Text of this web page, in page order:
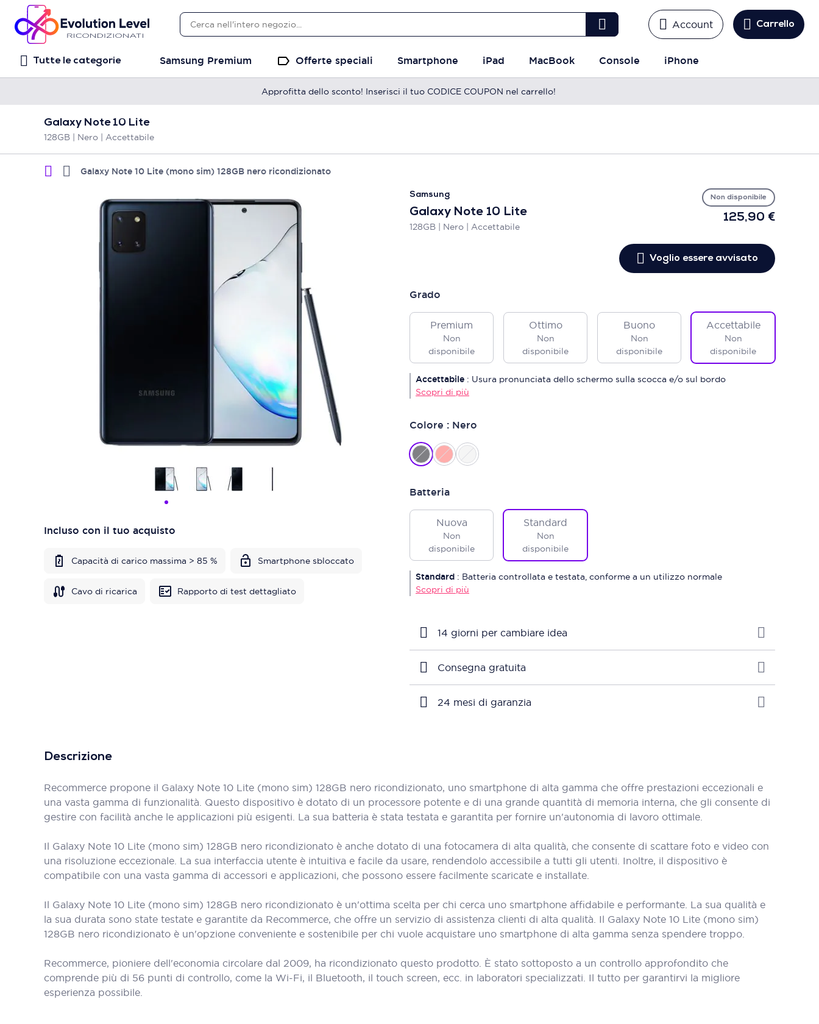
Account Carrello
Tutte le categorie Samsung Premium Offerte speciali Smartphone iPad MacBook Console iPhone
Approfitta dello sconto! Inserisci il tuo CODICE COUPON nel carrello!
Galaxy Note 10 Lite
128GB | Nero | Accettabile
Galaxy Note 10 Lite (mono sim) 128GB nero ricondizionato
Samsung
Galaxy Note 10 Lite
128GB | Nero | Accettabile
Non disponibile
Incluso con il tuo acquisto
Capacità di carico massima > 85 % Smartphone sbloccato
Cavo di ricarica Rapporto di test dettagliato
125,90 €
Voglio essere avvisato
Grado
Premium
Non
disponibile
Ottimo
Non
disponibile
Buono
Non
disponibile
Accettabile
Non
disponibile
Accettabile : Usura pronunciata dello schermo sulla scocca e/o sul bordo
Scopri di più
Colore : Nero
Batteria
Nuova
Non
disponibile
Standard
Non
disponibile
Standard : Batteria controllata e testata, conforme a un utilizzo normale
Scopri di più
14 giorni per cambiare idea
Consegna gratuita
24 mesi di garanzia
Descrizione
Recommerce propone il Galaxy Note 10 Lite (mono sim) 128GB nero ricondizionato, uno smartphone di alta gamma che offre prestazioni eccezionali e
una vasta gamma di funzionalità. Questo dispositivo è dotato di un processore potente e di una grande quantità di memoria interna, che gli consente di
gestire con facilità anche le applicazioni più esigenti. La sua batteria è stata testata e garantita per fornire un'autonomia di lavoro ottimale.
Il Galaxy Note 10 Lite (mono sim) 128GB nero ricondizionato è anche dotato di una fotocamera di alta qualità, che consente di scattare foto e video con
una risoluzione eccezionale. La sua interfaccia utente è intuitiva e facile da usare, rendendolo accessibile a tutti gli utenti. Inoltre, il dispositivo è
compatibile con una vasta gamma di accessori e applicazioni, che possono essere facilmente scaricate e installate.
Il Galaxy Note 10 Lite (mono sim) 128GB nero ricondizionato è un'ottima scelta per chi cerca uno smartphone affidabile e performante. La sua qualità e
la sua durata sono state testate e garantite da Recommerce, che offre un servizio di assistenza clienti di alta qualità. Il Galaxy Note 10 Lite (mono sim)
128GB nero ricondizionato è un'opzione conveniente e sostenibile per chi vuole acquistare uno smartphone di alta gamma senza spendere troppo.
Recommerce, pioniere dell'economia circolare dal 2009, ha ricondizionato questo prodotto. È stato sottoposto a un controllo approfondito che
comprende più di 56 punti di controllo, come la Wi-Fi, il Bluetooth, il touch screen, ecc. in laboratori specializzati. Il tutto per garantirvi la migliore
esperienza possibile.